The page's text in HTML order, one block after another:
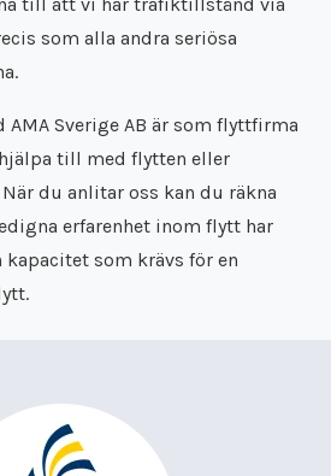
som alla andra seriösa
Sverige AB är som flyttfirma
till med flytten eller
du anlitar oss kan du räkna
erfarenhet inom flytt har
som krävs för en